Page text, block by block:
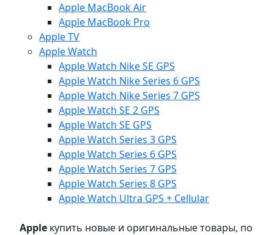
Apple MacBook Air
Apple MacBook Pro
Apple TV
Apple Watch
Apple Watch Nike SE GPS
Apple Watch Nike Series 6 GPS
Apple Watch Nike Series 7 GPS
Apple Watch SE 2 GPS
Apple Watch SE GPS
Apple Watch Series 3 GPS
Apple Watch Series 6 GPS
Apple Watch Series 7 GPS
Apple Watch Series 8 GPS
Apple Watch Ultra GPS + Cellular
Apple купить новые и оригинальные товары, по